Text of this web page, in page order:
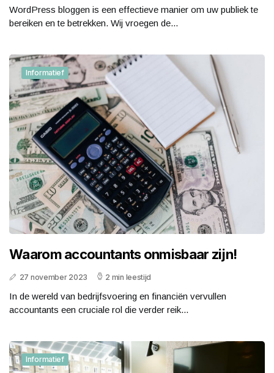
WordPress bloggen is een effectieve manier om uw publiek te
bereiken en te betrekken. Wij vroegen de...
Informatief
Waarom accountants onmisbaar zijn!
27 november 2023 2 min leestijd
In de wereld van bedrijfsvoering en financiën vervullen
accountants een cruciale rol die verder reik...
Informatief